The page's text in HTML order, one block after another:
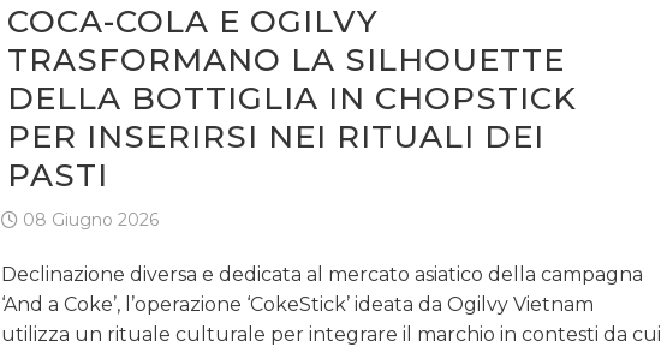
COCA-COLA E OGILVY
TRASFORMANO LA SILHOUETTE
DELLA BOTTIGLIA IN CHOPSTICK
PER INSERIRSI NEI RITUALI DEI
PASTI
08 Giugno 2026
Declinazione diversa e dedicata al mercato asiatico della campagna
‘And a Coke’, l’operazione ‘CokeStick’ ideata da Ogilvy Vietnam
utilizza un rituale culturale per integrare il marchio in contesti da cui